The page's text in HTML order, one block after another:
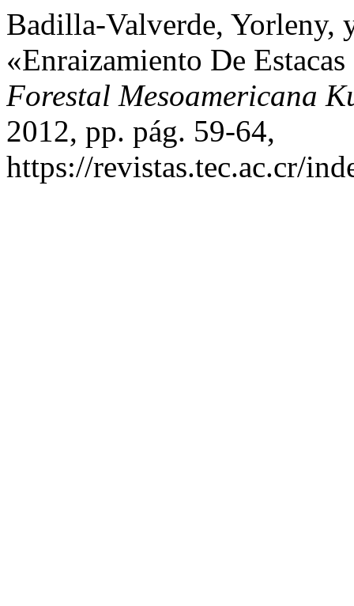
Badilla-Valverde, Yorleny,
«Enraizamiento De
Forestal Mesoamericana
2012, pp. pág. 59-64,
https://revistas.tec.ac.cr/